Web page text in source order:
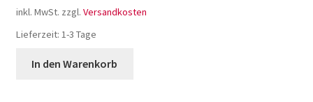
inkl. MwSt. zzgl. Versandkosten
Lieferzeit: 1-3 Tage
In den Warenkorb